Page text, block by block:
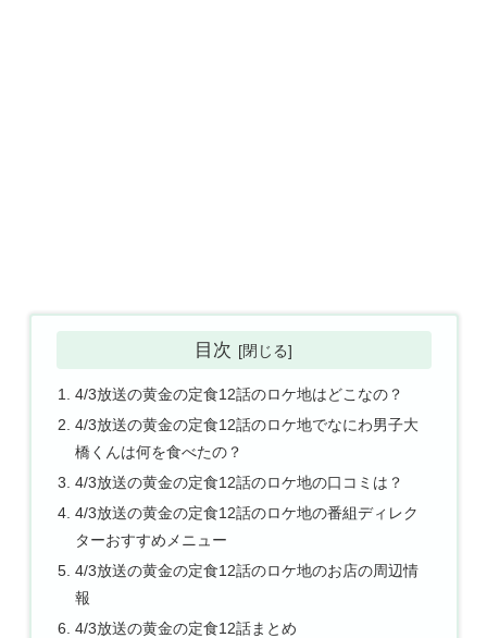
目次
4/3放送の黄金の定食12話のロケ地はどこなの？
4/3放送の黄金の定食12話のロケ地でなにわ男子大
橋くんは何を食べたの？
4/3放送の黄金の定食12話のロケ地の口コミは？
4/3放送の黄金の定食12話のロケ地の番組ディレク
ターおすすめメニュー
4/3放送の黄金の定食12話のロケ地のお店の周辺情
報
4/3放送の黄金の定食12話まとめ